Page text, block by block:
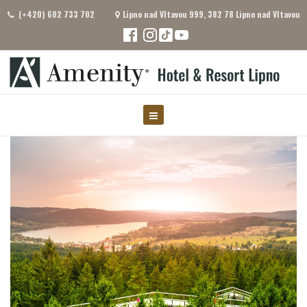
(+420) 602 733 702 Lipno nad Vltavou 999, 382 78 Lipno nad Vltavou